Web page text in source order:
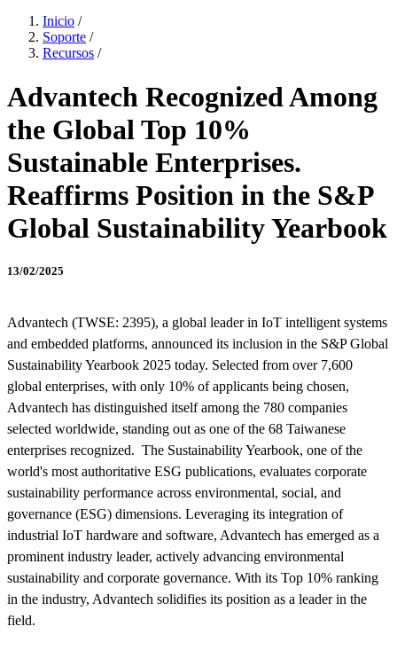
Inicio /
Soporte /
Recursos /
Advantech Recognized Among
the Global Top 10%
Sustainable Enterprises.
Reaffirms Position in the S&P
Global Sustainability Yearbook
13/02/2025
Advantech (TWSE: 2395), a global leader in IoT intelligent systems
and embedded platforms, announced its inclusion in the S&P Global
Sustainability Yearbook 2025 today. Selected from over 7,600
global enterprises, with only 10% of applicants being chosen,
Advantech has distinguished itself among the 780 companies
selected worldwide, standing out as one of the 68 Taiwanese
enterprises recognized. The Sustainability Yearbook, one of the
world's most authoritative ESG publications, evaluates corporate
sustainability performance across environmental, social, and
governance (ESG) dimensions. Leveraging its integration of
industrial IoT hardware and software, Advantech has emerged as a
prominent industry leader, actively advancing environmental
sustainability and corporate governance. With its Top 10% ranking
in the industry, Advantech solidifies its position as a leader in the
field.